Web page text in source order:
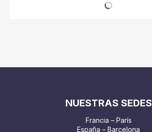
NUESTRAS SEDES
Francia – París
España – Barcelona